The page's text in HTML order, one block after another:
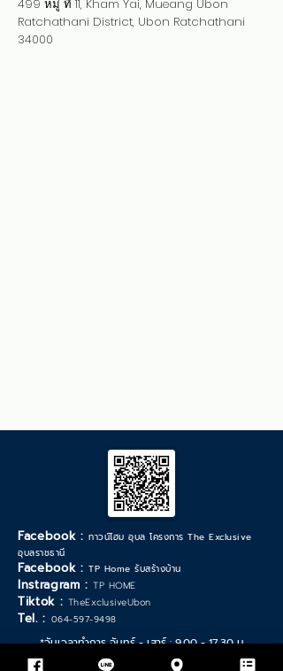
499 หมู่ ที่ 11, Kham Yai, Mueang Ubon
Ratchathani District, Ubon Ratchathani
34000
Facebook :ทาวน์โฮม อุบล โครงการ The Exclusive
อุบลราชธานี
Facebook :TP Home รับสร้างบ้าน
Instragram : TP HOME
Tiktok : TheExclusiveUbon
Tel. : 064-597-9498
*วันเวลาทำการ จันทร์ - เสาร์ :9.00 - 17.30น